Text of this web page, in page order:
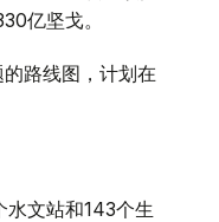
亿坚戈。
路线图，计划在
水文站和143个生